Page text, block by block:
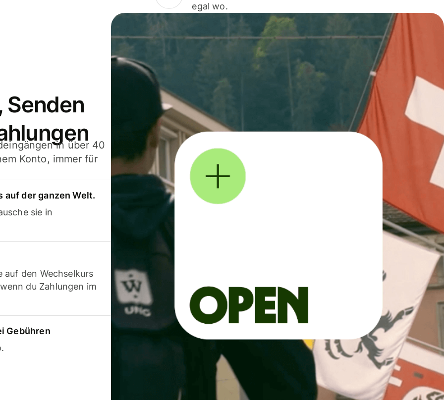
egal wo.
Senden
in über 40
Konto, immer für
auf der ganzen Welt.
sie in
auf den Wechselkurs
du Zahlungen im
Gebühren